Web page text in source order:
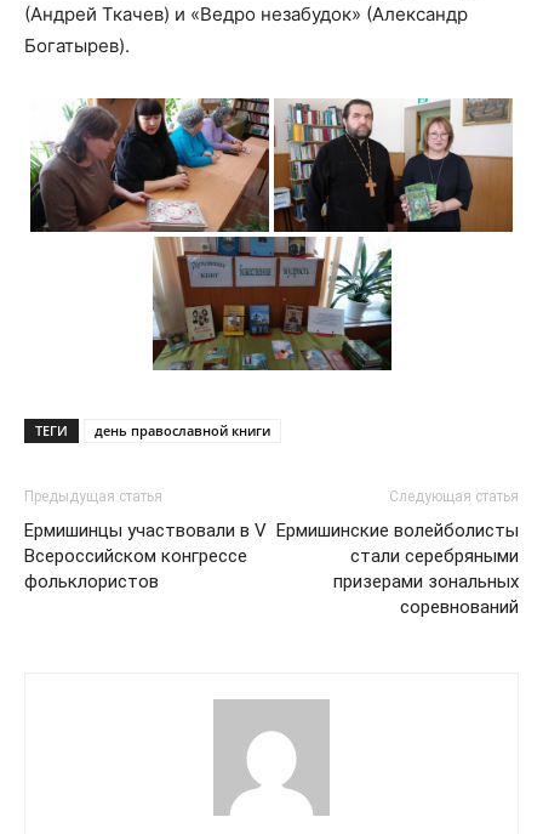
(Андрей Ткачев) и «Ведро незабудок» (Александр
Богатырев).
ТЕГИ день православной книги
Предыдущая статья
Ермишинцы участвовали в V
Всероссийском конгрессе
фольклористов
Следующая статья
Ермишинские волейболисты
стали серебряными
призерами зональных
соревнований